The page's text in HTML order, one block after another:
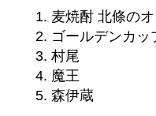
1. 麦焼酎 北條の
2. ゴールデンカッ
3. 村尾
4. 魔王
5. 森伊蔵